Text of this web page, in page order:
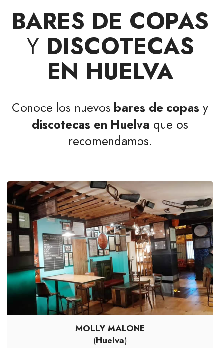
BARES DE COPAS
Y DISCOTECAS
EN HUELVA
Conoce los nuevos bares de copas y
discotecas en Huelva que os
recomendamos.
MOLLY MALONE
(Huelva)